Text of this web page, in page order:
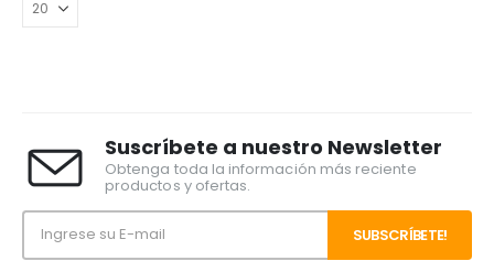
Suscríbete a nuestro Newsletter
Obtenga toda la información más reciente
productos y ofertas.